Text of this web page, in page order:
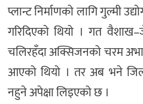
प्लान्ट निर्माणको लागि गुल्मी
गरिदिएको थियो । गत
चलिरहँदा अक्सिजनको चरम
आएको थियो । तर अब भने
नहुने अपेक्षा लिइएको छ ।